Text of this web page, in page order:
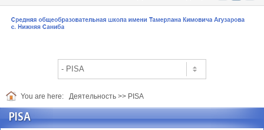
You are here: Деятельность >> PISA
PISA